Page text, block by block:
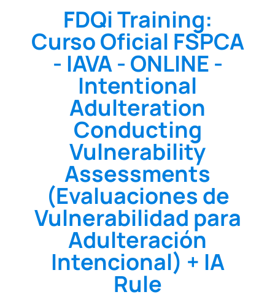
FDQi Training:
Curso Oficial FSPCA
- IAVA - ONLINE -
Intentional
Adulteration
Conducting
Vulnerability
Assessments
(Evaluaciones de
Vulnerabilidad para
Adulteración
Intencional) + IA
Rule